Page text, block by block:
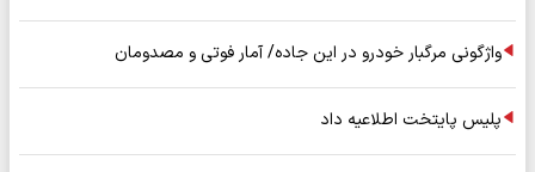
واژگونی مرگبار خودرو در این جاده/ آمار فوتی و مصدومان
پلیس پایتخت اطلاعیه داد